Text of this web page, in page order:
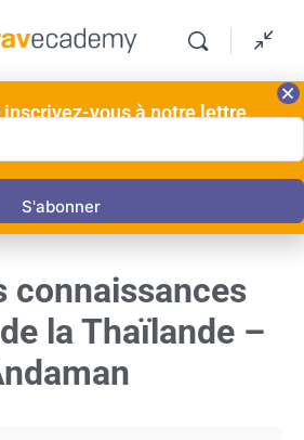
connaissances
la Thaïlande –
vous à notre lettre